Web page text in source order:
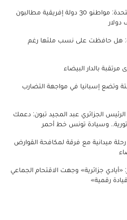
تأشيرة الدخول للولايات المتحدة: مواطنو 30 دولة إفريقية مطالبون
هل حافظت على نسب ملئها رغم
بالدار البيضاء
وتضع إسبانيا في مواجهة التضارب
الجزائري عبد المجيد تبون: دعمك
وسيادة تونس خط أحمر
ميدانية مع فرقة لمكافحة القوارض
جزائرية» وجهت الاقتحام الجماعي
رقمية»